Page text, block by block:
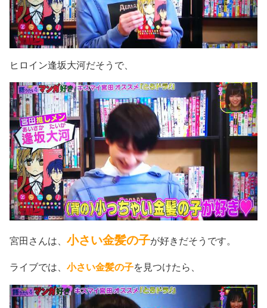
ヒロイン逢坂大河だそうで、
宮田さんは、 小さい金髪の子が好きだそうです。
ライブでは、 小さい金髪の子を見つけたら、